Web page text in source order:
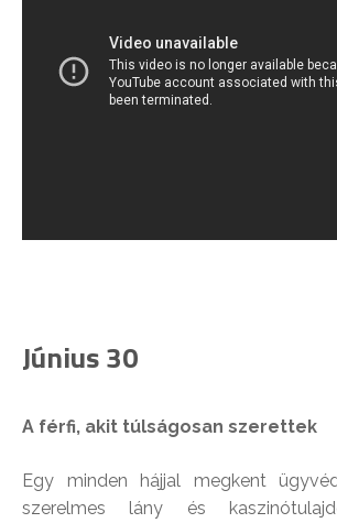
Június 30
A férfi, akit túlságosan szerettek
Egy minden hájjal megkent
szerelmes lány és